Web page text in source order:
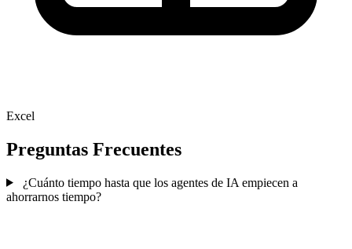
Excel
Preguntas Frecuentes
¿Cuánto tiempo hasta que los agentes de IA empiecen a
ahorrarnos tiempo?